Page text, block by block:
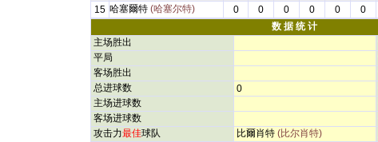
15 哈塞爾特 (哈塞尔特) 0 0 0 0 0 0
数 据 统 计
主场胜出
平局
客场胜出
总进球数
0
主场进球数
客场进球数
攻击力最佳球队 比爾肖特 (比尔肖特)